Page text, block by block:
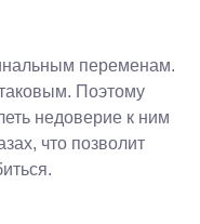
переменам.
Поэтому
недоверие к ним
что позволит